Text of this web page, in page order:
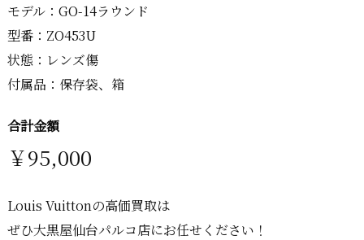
モデル：GO-14ラウンド
型番：ZO453U
状態：レンズ傷
付属品：保存袋、箱
合計金額
￥95,000
Louis Vuittonの高価買取は
ぜひ大黒屋仙台パルコ店にお任せください！